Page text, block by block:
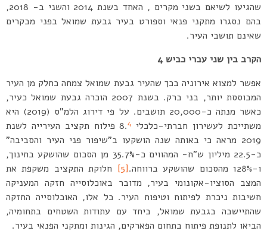
שהגיעו לשיאם בשני מקרים , האחד בשנת 2014 והשני ב- 2018,
בהם נסגרו מתקני פנאי וספורט בעיר גבעת שמואל בפני מבקרים
שאינם תושבי העיר.
הקרב בין שני עברי כביש 4
אפשר למצוא אירוניה בכך שהעיר גבעת שמואל צמחה כחלק מן העיר
המבוססת יותר, בני ברק. בשנת 2007 הוכרה גבעת שמואל כעיר,
כאשר מנתה כ-20,000 תושבים. על פי דירוג הלמ”ס (2019) היא
משתייכת לעשירון חברתי-כלכלי 8. 4
פילוח תקציב העירייה לשנת
2019 מראה כי באותה שנה הושקעו ב”שיפור פני העיר והסביבה”
כ-22.5 מיליון ש”ח- המהווים כ-35.7% מן הסכום שהושקע בחינוך,
ו-128% מהסכום שהושקע ברווחה.
[5]
חלוקת התקציב משקפת את
המצב הסוציו-אקונומי בעיר, מדובר באוכלוסייה חזקה המעניקה
חשיבות ניכרת לפיתוח וטיפוח העיר. כל אלו, האוכלוסייה החזקה
שהתיישבה בגבעת שמואל, ביחד עם עתודות השטחים בתחומיה,
הביאו לתנופת פיתוח בתחום הפארקים, הגינות ומתקני הפנאי בעיר.